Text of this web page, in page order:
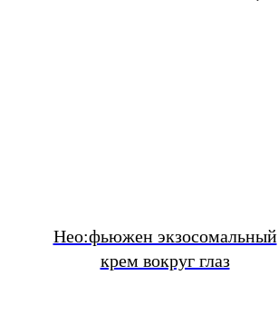
Нео:фьюжен экзосомальный
крем вокруг глаз